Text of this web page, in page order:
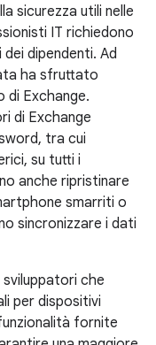
sicurezza utili nelle
IT richiedono
dipendenti. Ad
ha sfruttato
di Exchange.
di Exchange
tra cui
su tutti i
anche ripristinare
smarriti o
sincronizzare i dati
che
per dispositivi
fornite